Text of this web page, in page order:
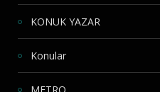
KONUK YAZAR
Konular